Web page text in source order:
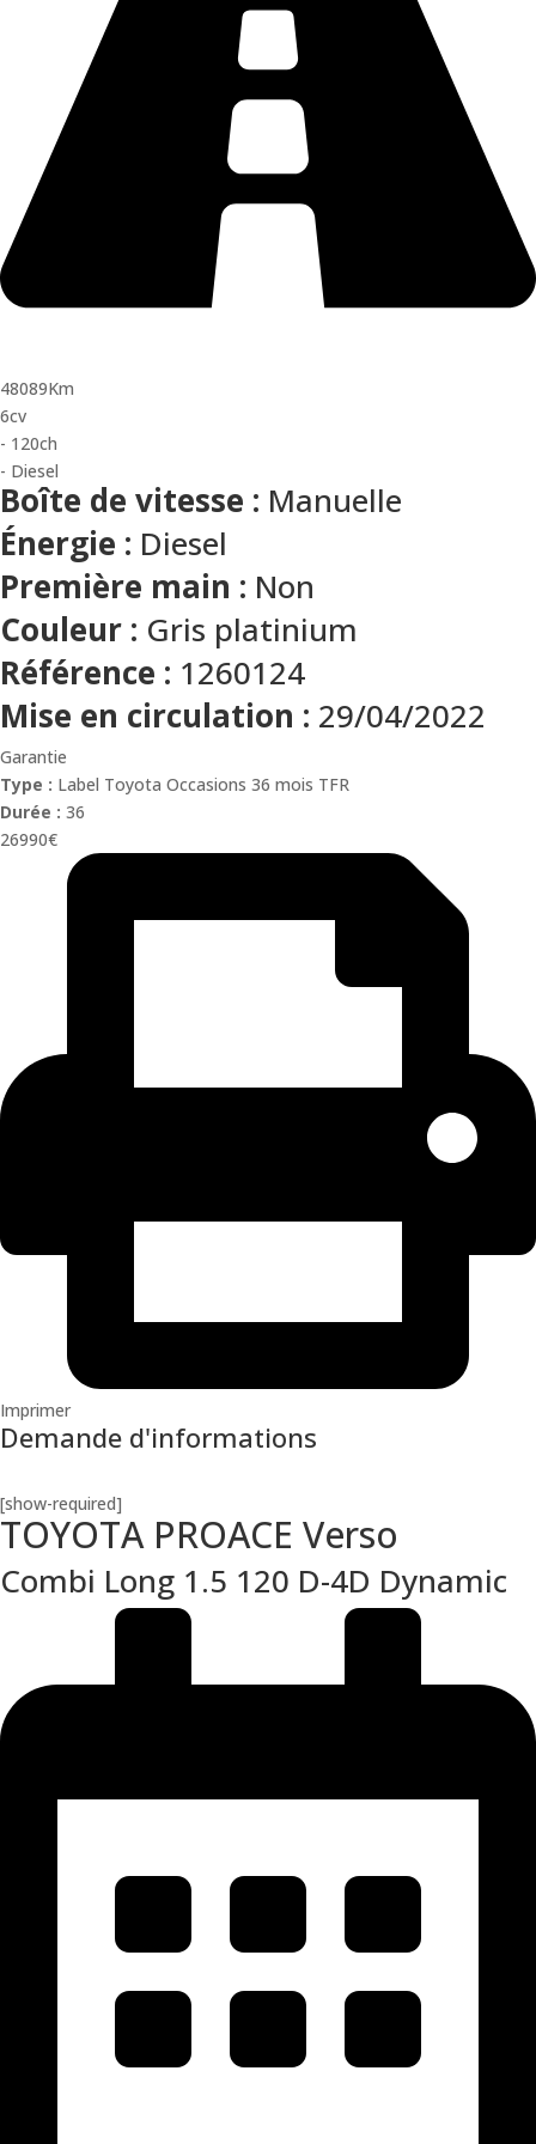
48089Km
6cv
- 120ch
- Diesel
Boîte de vitesse : Manuelle
Énergie : Diesel
Première main : Non
Couleur : Gris platinium
Référence : 1260124
Mise en circulation : 29/04/2022
Garantie
Type : Label Toyota Occasions 36 mois TFR
Durée : 36
26990€
Imprimer
Demande d'informations
[show-required]
TOYOTA PROACE Verso
Combi Long 1.5 120 D-4D Dynamic